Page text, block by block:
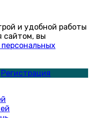
и удобной работы
сайтом, вы
Регистрация